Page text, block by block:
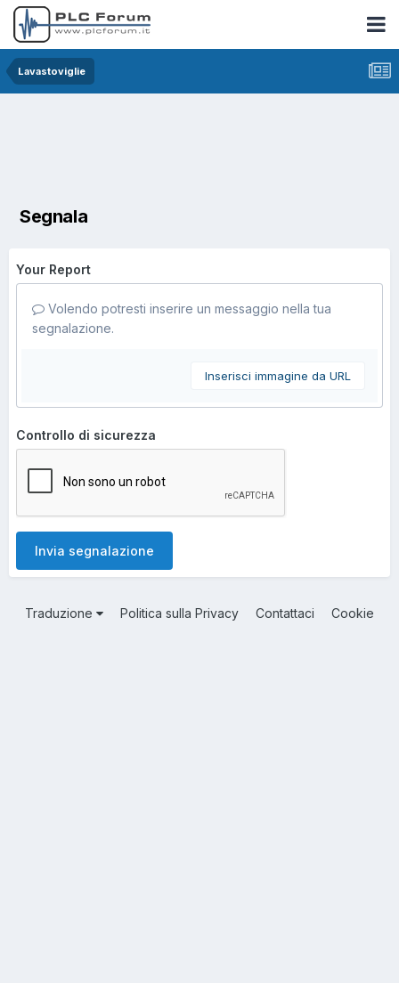
Lavastoviglie
Segnala
Your Report
Volendo potresti inserire un messaggio nella tua
segnalazione.
Inserisci immagine da URL
Controllo di sicurezza
Invia segnalazione
Traduzione Politica sulla Privacy Contattaci Cookie